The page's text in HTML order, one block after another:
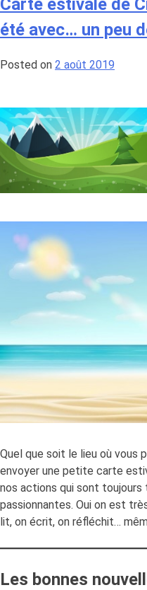
Carte estivale de
été avec… un peu
Posted on 2 août 2019
Quel que soit le lieu où vous
envoyer une petite carte
nos actions qui sont
passionnantes. Oui on est
lit, on écrit, on réfléchit…
Les bonnes